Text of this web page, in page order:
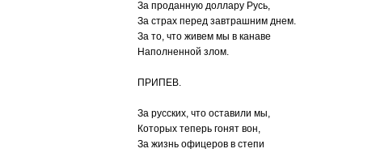
За проданную доллару Русь,
За страх перед завтрашним днем.
За то, что живем мы в канаве
Наполненной злом.
ПРИПЕВ.
За русских, что оставили мы,
Которых теперь гонят вон,
За жизнь офицеров в степи